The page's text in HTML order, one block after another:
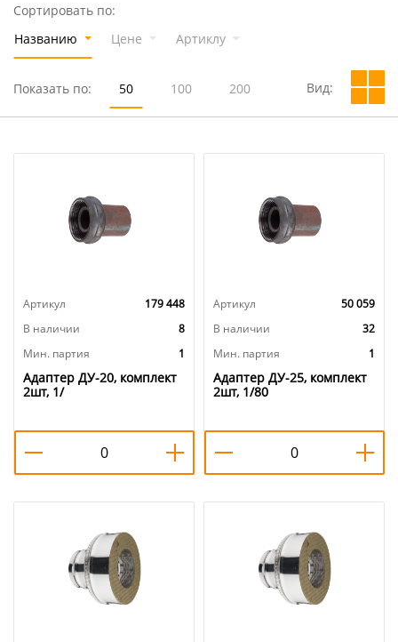
Сортировать по:
Названию
Цене Артиклу
Показать по: 50 100 200 Вид:
Артикул
179 448
В наличии
8
Мин. партия
1
Адаптер ДУ-20, комплект
2шт, 1/
Артикул
50 059
В наличии
32
Мин. партия
1
Адаптер ДУ-25, комплект
2шт, 1/80